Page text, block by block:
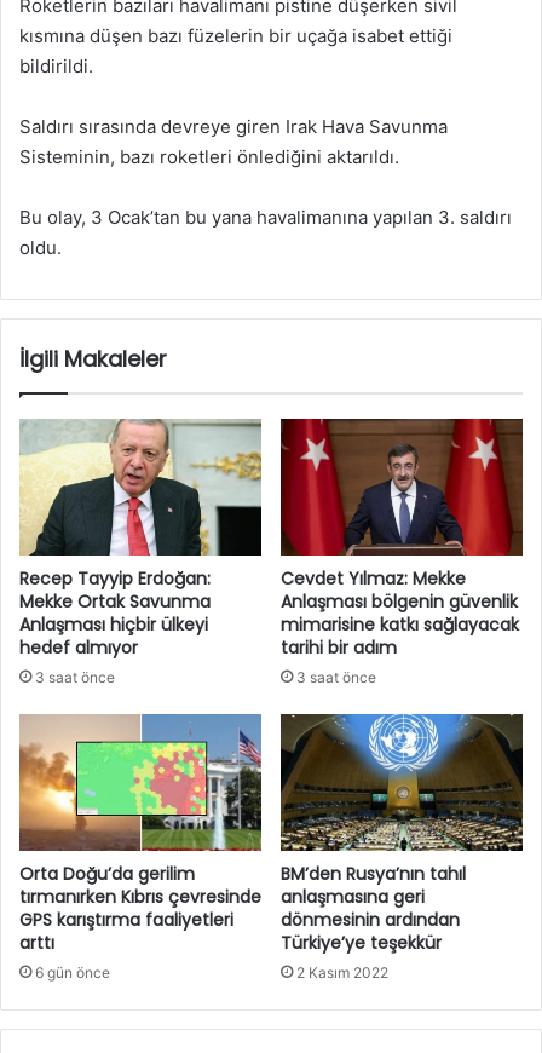
Roketlerin bazıları havalimanı pistine düşerken sivil
kısmına düşen bazı füzelerin bir uçağa isabet ettiği
bildirildi.
Saldırı sırasında devreye giren Irak Hava Savunma
Sisteminin, bazı roketleri önlediğini aktarıldı.
Bu olay, 3 Ocak’tan bu yana havalimanına yapılan 3. saldırı
oldu.
İlgili Makaleler
Recep Tayyip Erdoğan:
Mekke Ortak Savunma
Anlaşması hiçbir ülkeyi
hedef almıyor
3 saat önce
Cevdet Yılmaz: Mekke
Anlaşması bölgenin güvenlik
mimarisine katkı sağlayacak
tarihi bir adım
3 saat önce
Orta Doğu’da gerilim
tırmanırken Kıbrıs çevresinde
GPS karıştırma faaliyetleri
arttı
6 gün önce
BM’den Rusya’nın tahıl
anlaşmasına geri
dönmesinin ardından
Türkiye’ye teşekkür
2 Kasım 2022